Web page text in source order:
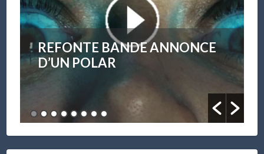
OBJECTIF À OUVERTURE
F/0.95